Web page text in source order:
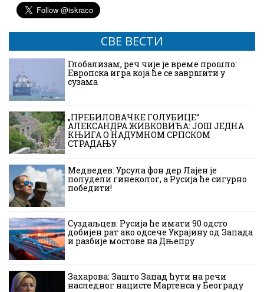
СВЕ ВЕСТИ
Глобализам, реч чије је време прошло:
Европска игра која ће се завршити у
сузама
„ПРЕБИЛОВАЧКЕ ГОЛУБИЦЕ“
АЛЕКСАНДРА ЖИВКОВИЋА: ЈОШ ЈЕДНА
КЊИГА О НАДУМНОМ СРПСКОМ
СТРАДАЊУ
Медведев: Урсула фон дер Лајен је
полудели гинеколог, а Русија ће сигурно
победити!
Суздаљцев: Русија ће имати 90 одсто
добијен рат ако одсече Украјину од Запада
и разбије мостове на Дњепру
Захарова: Зашто Запад ћути на речи
наследног нацисте Мартенса у Београду